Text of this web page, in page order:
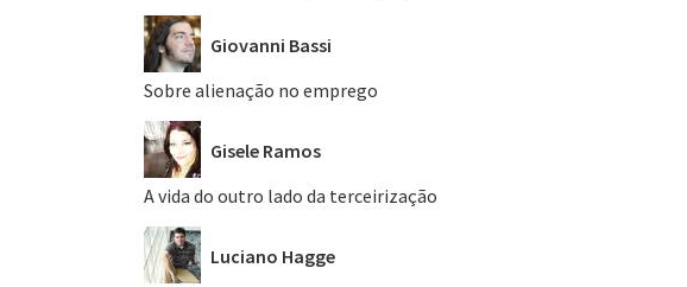
Giovanni Bassi
Sobre alienação no emprego
Gisele Ramos
A vida do outro lado da terceirização
Luciano Hagge